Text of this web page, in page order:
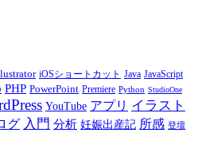
iOSショートカット Java JavaScript
PHP PowerPoint Premiere Python StudioOne
YouTube アプリ イラスト
グ 入門 分析 妊娠出産記 所感 登壇